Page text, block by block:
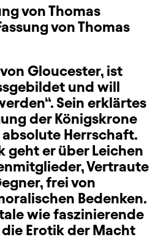
von Thomas
von Thomas
Gloucester, ist
und will
Sein erklärtes
der Königskrone
Herrschaft.
geht er über Leichen
Vertraute
frei von
Bedenken.
wie faszinierende
die Erotik der Macht